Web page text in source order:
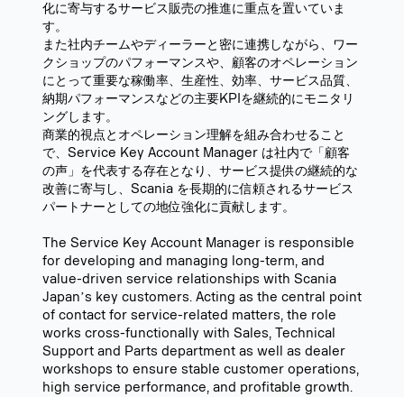
化に寄与するサービス販売の推進に重点を置いていま
す。
また社内チームやディーラーと密に連携しながら、ワー
クショップのパフォーマンスや、顧客のオペレーション
にとって重要な稼働率、生産性、効率、サービス品質、
納期パフォーマンスなどの主要KPIを継続的にモニタリ
ングします。
商業的視点とオペレーション理解を組み合わせること
で、Service Key Account Manager は社内で「顧客
の声」を代表する存在となり、サービス提供の継続的な
改善に寄与し、Scania を長期的に信頼されるサービス
パートナーとしての地位強化に貢献します。
The Service Key Account Manager is responsible
for developing and managing long-term, and
value-driven service relationships with Scania
Japanʼs key customers. Acting as the central point
of contact for service-related matters, the role
works cross-functionally with Sales, Technical
Support and Parts department as well as dealer
workshops to ensure stable customer operations,
high service performance, and profitable growth.